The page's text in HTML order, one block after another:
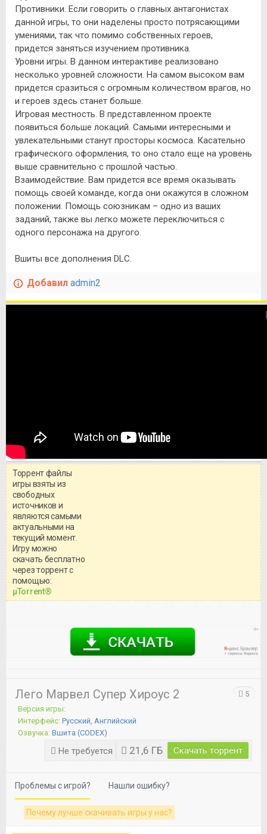
Противники. Если говорить о главных антагонистах
данной игры, то они наделены просто потрясающими
умениями, так что помимо собственных героев,
придется заняться изучением противника.
Уровни игры. В данном интерактиве реализовано
несколько уровней сложности. На самом высоком вам
придется сразиться с огромным количеством врагов, но
и героев здесь станет больше.
Игровая местность. В представленном проекте
появиться больше локаций. Самыми интересными и
увлекательными станут просторы космоса. Касательно
графического оформления, то оно стало еще на уровень
выше сравнительно с прошлой частью.
Взаимодействие. Вам придется все время оказывать
помощь своей команде, когда они окажутся в сложном
положении. Помощь союзникам – одно из ваших
заданий, также вы легко можете переключиться с
одного персонажа на другого.
Вшиты все дополнения DLC.
Добавил admin2
системными требованиями и
Торрент файлы
игры взяты из
свободных
источников и
являются самыми
актуальными на
текущий момент.
Игру можно
скачать бесплатно
через торрент с
помощью:
μTorrent®
Лего Марвел Супер Хироус 2
Версия игры:
Интерфейс: Русский, Английский
Озвучка: Вшита (CODEX)
Не требуется 21,6 ГБ Скачать торрент
5
Проблемы с игрой? Нашли ошибку?
Почему лучше скачивать игры у нас?